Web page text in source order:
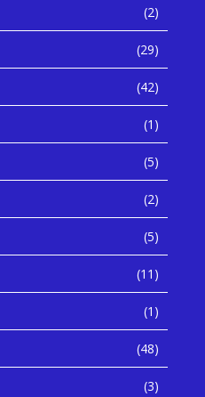
(2)
(29)
(42)
(1)
(5)
(2)
(5)
(11)
(1)
(48)
(3)